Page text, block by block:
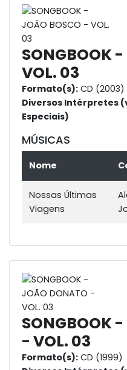
SONGBOOK
VOL. 03
Formato(s): CD (2003)
Diversos Intérpretes
Especiais)
MÚSICAS
Nome
Nossas Últimas
Viagens
SONGBOOK
- VOL. 03
Formato(s): CD (1999)